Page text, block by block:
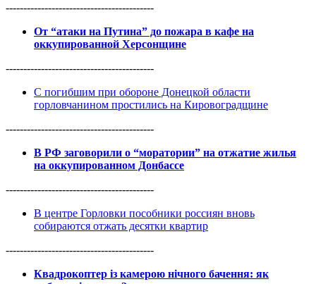
------------------------------------------
От “атаки на Путина” до пожара в кафе на
оккупированной Херсонщине
------------------------------------------
С погибшим при обороне Донецкой области
горловчанином простились на Кировоградщине
------------------------------------------
В РФ заговорили о “моратории” на отжатие жилья
на оккупированном Донбассе
------------------------------------------
В центре Горловки пособники россиян вновь
собираются отжать десятки квартир
------------------------------------------
Квадрокоптер із камерою нічного бачення: як